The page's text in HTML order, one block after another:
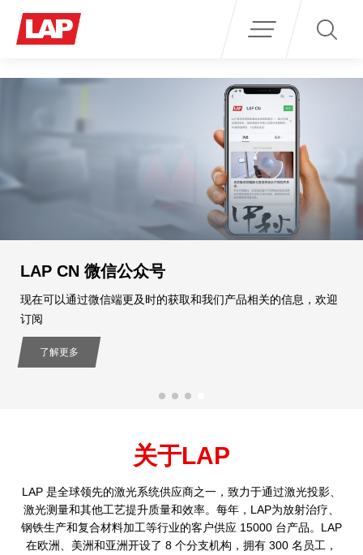
LAP CN 微信公众号
现在可以通过微信端更及时的获取和我们产品相关的信息，欢迎
订阅
了解更多
关于LAP
LAP 是全球领先的激光系统供应商之一，致力于通过激光投影、
激光测量和其他工艺提升质量和效率。每年，LAP为放射治疗、
钢铁生产和复合材料加工等行业的客户供应 15000 台产品。LAP
在欧洲、美洲和亚洲开设了 8 个分支机构，拥有 300 名员工，